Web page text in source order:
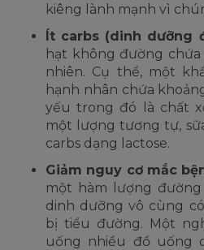
kiêng lành mạnh vì
Ít carbs (dinh dưỡng
hạt không đường
nhiên. Cụ thể, một
hạnh nhân chứa
yếu trong đó là chất
một lượng tương tự,
carbs dạng lactose.
Giảm nguy cơ mắc
một hàm lượng
dinh dưỡng vô cùng
bị tiểu đường. Một
uống nhiều đồ uống